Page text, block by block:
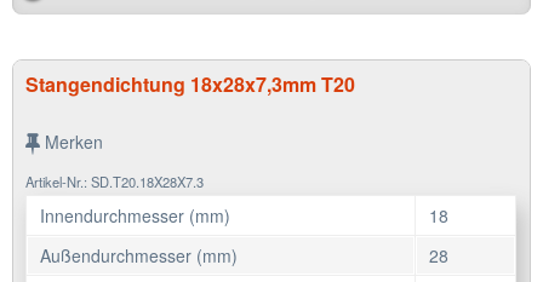
Stangendichtung 18x28x7,3mm T20
Merken
Artikel-Nr.: SD.T20.18X28X7.3
Innendurchmesser (mm)
18
Außendurchmesser (mm)
28